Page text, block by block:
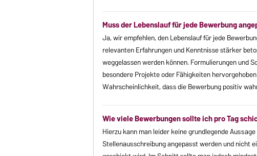
Muss der Lebenslauf für jede Bewerbung
Ja, wir empfehlen, den Lebenslauf für jede
relevanten Erfahrungen und Kenntnisse stärker
weggelassen werden können. Formulierungen und
besondere Projekte oder Fähigkeiten
Wahrscheinlichkeit, dass die Bewerbung positiv
Wie viele Bewerbungen sollte ich pro Tag
Hierzu kann man leider keine grundlegende
Stellenausschreibung angepasst werden und nicht